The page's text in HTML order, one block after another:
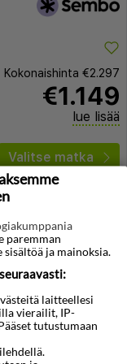
Kokonaishinta €2.297
€1.149
lue lisää
Valitse matka
paremman
sisältöä ja mainoksia.
laitteellesi
vierailit, IP-
tutustumaan